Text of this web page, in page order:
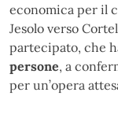
economica per il
Jesolo verso
partecipato, che
persone, a
per un’opera